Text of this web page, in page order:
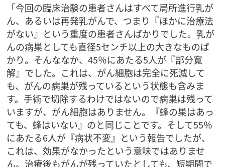
「今回の臨床治験の患者さんはすべて局所進行乳が
ん、あるいは再発乳がんで、つまり『ほかに治療法
がない』という重度の患者さんばかりでした。乳が
んの病巣としても直径5センチ以上の大きなものば
かり。そんななか、45％にあたる5人が『部分寛
解』でした。これは、がん細胞は完全に死滅して
も、がんの病巣が残っているという状態も含みま
す。手術で切除するわけではないので病巣は残って
いますが、がん細胞はありません。『蜂の巣はあっ
ても、蜂はいない』のと同じことです。そして55％
にあたる6人が『病状不変』という報告でしたが、
これは、効果がなかったという意味ではありませ
ん。治療後もがんが残っていたとしても、短期間で